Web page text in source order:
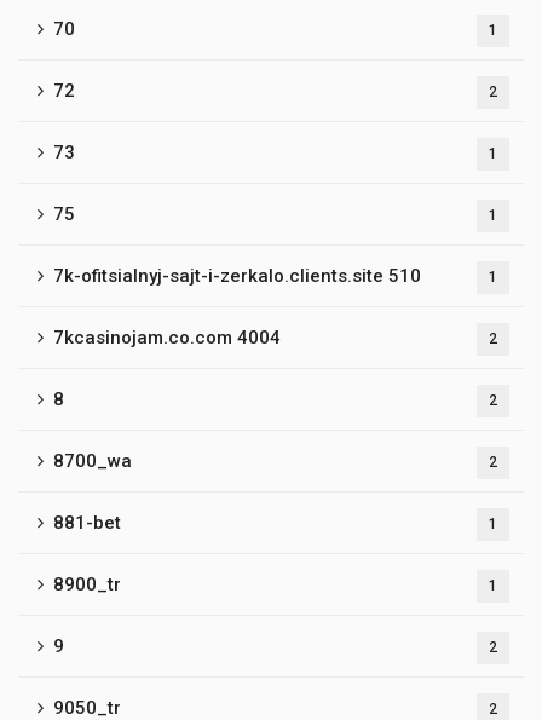
70 1
72 2
73 1
75 1
7k-ofitsialnyj-sajt-i-zerkalo.clients.site 510 1
7kcasinojam.co.com 4004 2
8 2
8700_wa 2
881-bet 1
8900_tr 1
9 2
9050_tr 2